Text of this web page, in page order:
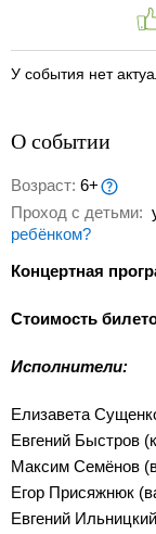
У события нет
О событии
Возраст: 6+
Проход с детьми:
ребёнком?
Концертная
Стоимость
Исполнители:
Елизавета
Евгений Быстров
Максим Семёнов
Егор Присяжнюк
Евгений